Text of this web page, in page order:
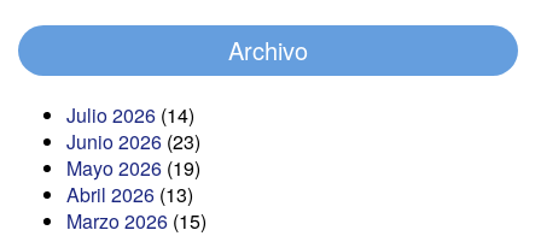
Archivo
Julio 2026 (14)
Junio 2026 (23)
Mayo 2026 (19)
Abril 2026 (13)
Marzo 2026 (15)